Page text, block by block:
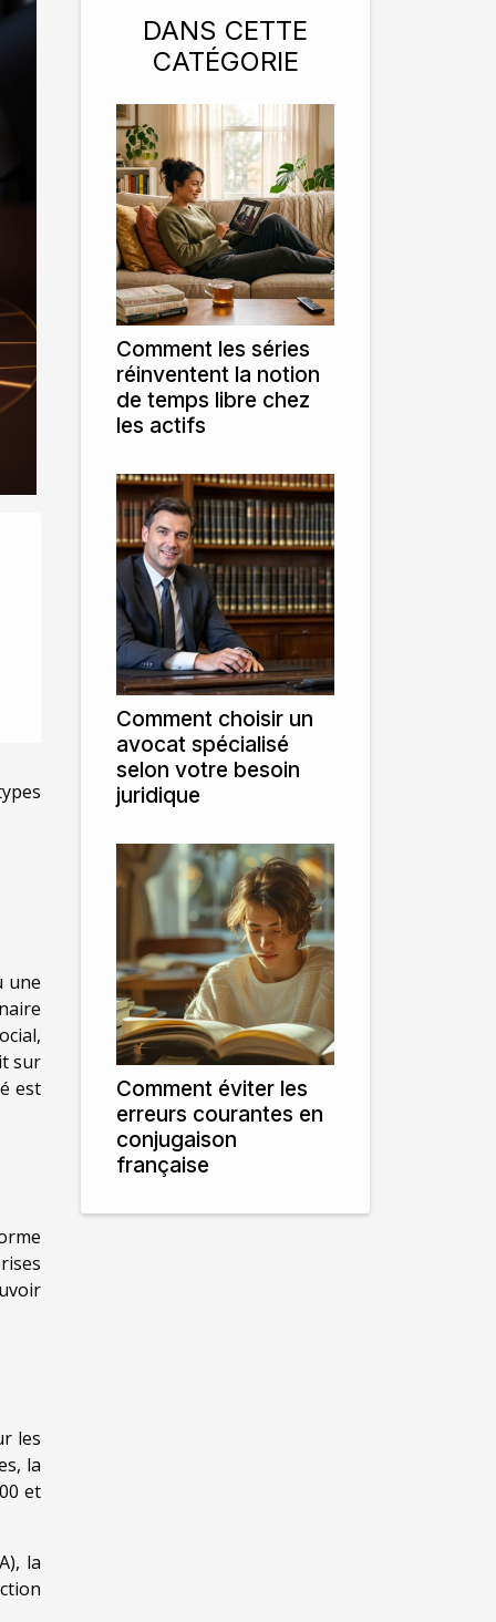
une
sur
est
les
la
et
la
DANS CETTE
CATÉGORIE
Comment les séries
réinventent la notion
de temps libre chez
les actifs
Comment choisir un
avocat spécialisé
selon votre besoin
juridique
Comment éviter les
erreurs courantes en
conjugaison
française